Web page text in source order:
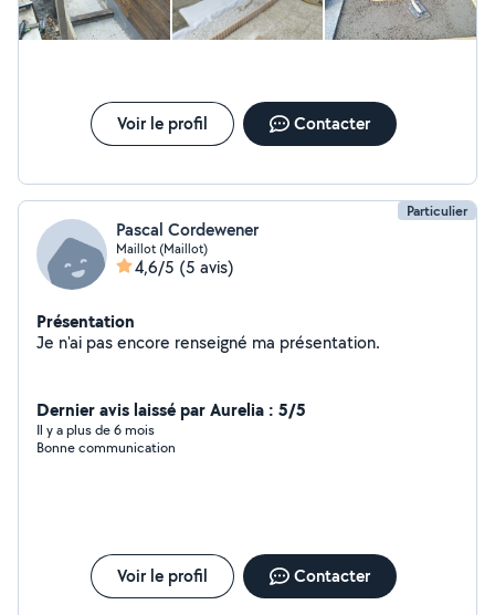
Voir le profil Contacter
Particulier
Pascal Cordewener
Maillot (Maillot)
4,6/5 (5 avis)
Présentation
Je n'ai pas encore renseigné ma présentation.
Dernier avis laissé par Aurelia : 5/5
Il y a plus de 6 mois
Bonne communication
Voir le profil Contacter